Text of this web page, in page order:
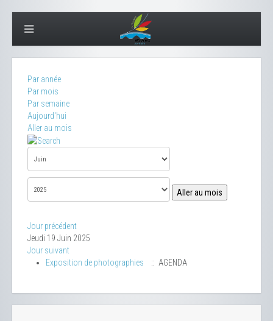
Par année
Par mois
Par semaine
Aujourd'hui
Aller au mois
Aller au mois
Jour précédent
Jeudi 19 Juin 2025
Jour suivant
Exposition de photographies
:: AGENDA